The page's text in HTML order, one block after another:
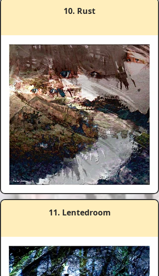
10. Rust
11. Lentedroom